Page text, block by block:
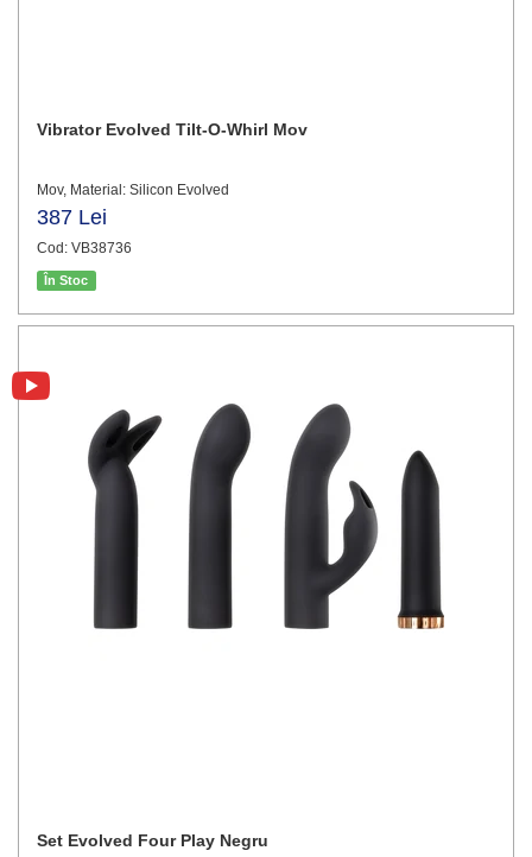
Vibrator Evolved Tilt-O-Whirl Mov
Mov, Material: Silicon Evolved
387 Lei
Cod: VB38736
În Stoc
Set Evolved Four Play Negru